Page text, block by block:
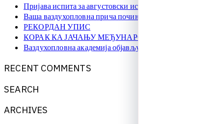
Пријава испита за августовски испитни рок
Ваша ваздухопловна прича почиње овде!
РЕКОРДАН УПИС
КОРАК КА ЈАЧАЊУ МЕЂУНАРОДНЕ САРАДЊЕ
Ваздухопловна академија објављује упис на � …
RECENT COMMENTS
SEARCH
ARCHIVES